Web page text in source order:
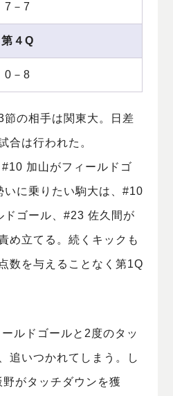
7－7
第４Q
0－8
節の相手は関東大。日差
合は行われた。
加山がフィールドゴ
いに乗りたい駒大は、#10
ドゴール、#23 佐久間が
め立てる。続くキックも
数を与えることなく第1Q
ルドゴールと2度のタッ
追いつかれてしまう。し
がタッチダウンを獲